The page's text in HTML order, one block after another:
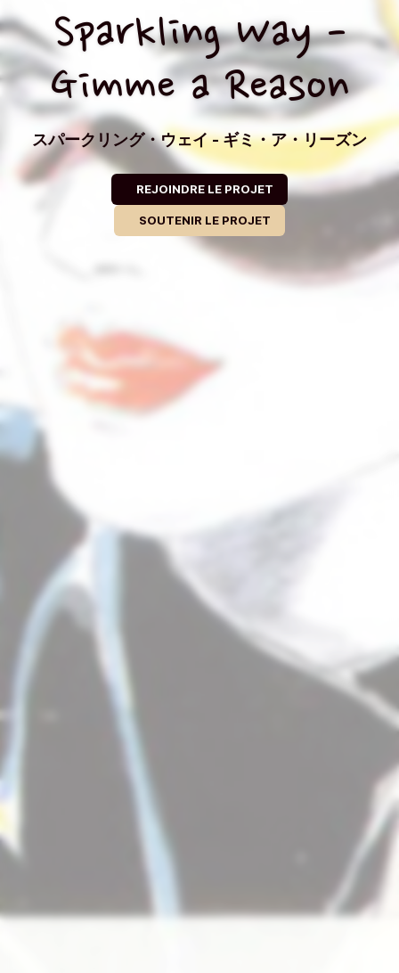
Sparkling Way -
Gimme a Reason
スパークリング・ウェイ - ギミ・ア・リーズン
REJOINDRE LE PROJET
SOUTENIR LE PROJET